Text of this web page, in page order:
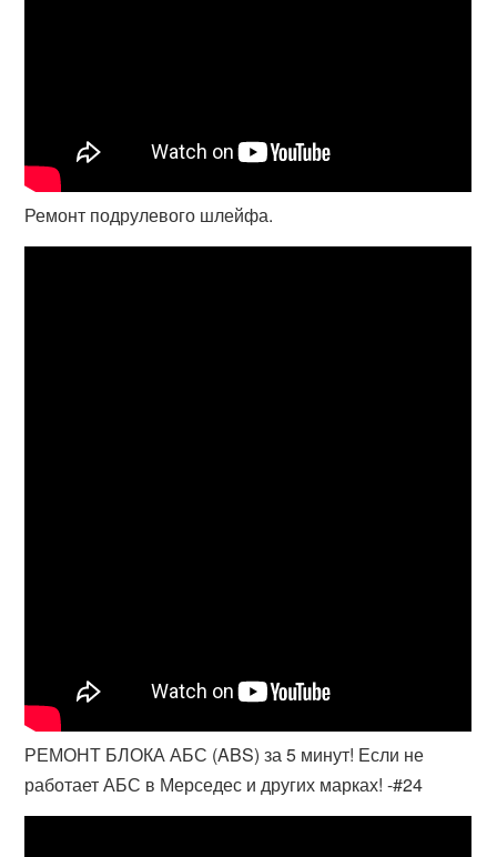
Ремонт подрулевого шлейфа.
РЕМОНТ БЛОКА АБС (ABS) за 5 минут! Если не
работает АБС в Мерседес и других марках! -#24